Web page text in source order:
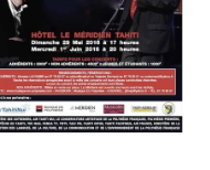
Live